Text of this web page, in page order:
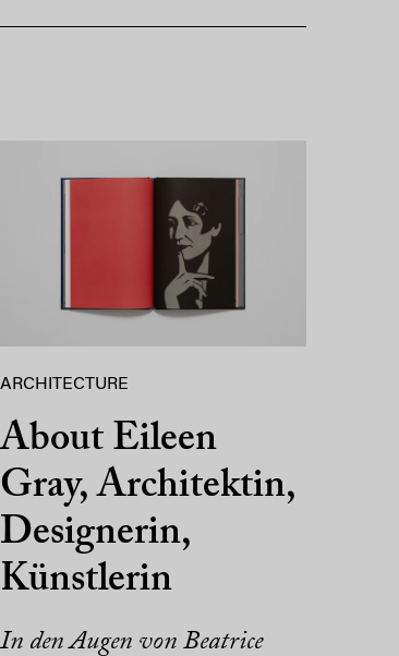
ARCHITECTURE
About Eileen
Gray, Architektin,
Designerin,
Künstlerin
In den Augen von Beatrice